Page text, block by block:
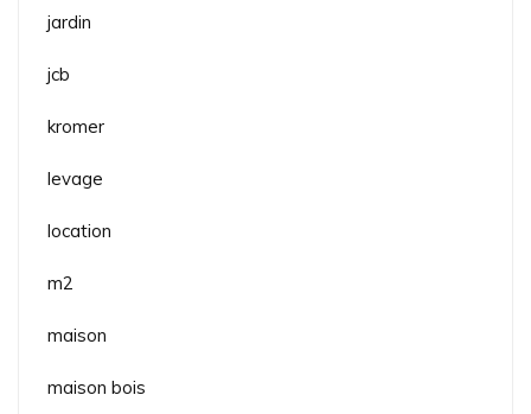
jardin
jcb
kromer
levage
location
m2
maison
maison bois